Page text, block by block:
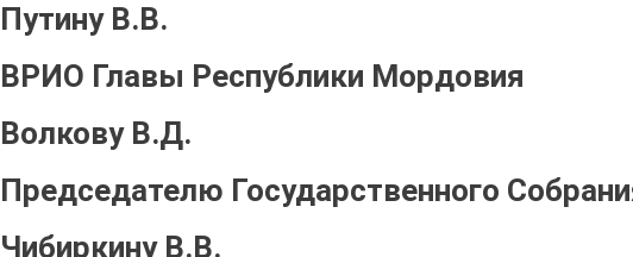
Путину В.В.
ВРИО Главы Республики Мордовия
Волкову В.Д.
Председателю Государственного
Чибиркину В.В.